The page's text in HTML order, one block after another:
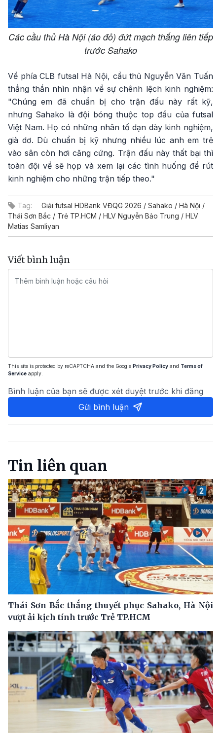
Các cầu thủ Hà Nội (áo đỏ) đứt mạch thắng liên tiếp
trước Sahako
Về phía CLB futsal Hà Nội, cầu thủ Nguyễn Văn Tuấn
thẳng thắn nhìn nhận về sự chênh lệch kinh nghiệm:
"Chúng em đã chuẩn bị cho trận đấu này rất kỹ,
nhưng Sahako là đội bóng thuộc top đầu của futsal
Việt Nam. Họ có những nhân tố dạn dày kinh nghiệm,
già dơ. Dù chuẩn bị kỹ nhưng nhiều lúc anh em trẻ
vào sân còn hơi căng cứng. Trận đấu này thất bại thì
toàn đội về sẽ họp và xem lại các tình huống để rút
kinh nghiệm cho những trận tiếp theo."
Tag:
Giải futsal HDBank VĐQG 2026 / Sahako / Hà Nội /
Thái Sơn Bắc / Trẻ TP.HCM / HLV Nguyễn Bảo Trung / HLV
Matias Samliyan
Viết bình luận
This site is protected by reCAPTCHA and the Google Privacy Policy and Terms of
Service apply.
Bình luận của bạn sẽ được xét duyệt trước khi đăng
Gửi bình luận
Tin liên quan
Thái Sơn Bắc thắng thuyết phục Sahako, Hà Nội
vượt ải kịch tính trước Trẻ TP.HCM